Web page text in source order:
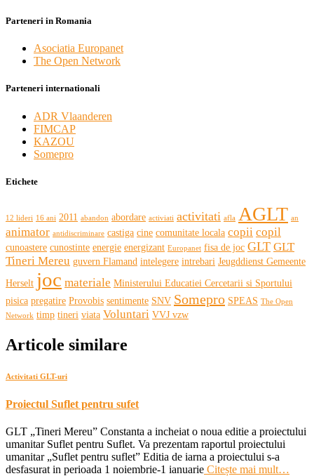
Parteneri in Romania
Asociatia Europanet
The Open Network
Parteneri internationali
ADR Vlaanderen
FIMCAP
KAZOU
Somepro
Etichete
12 lideri 16 ani 2011 abandon abordare activiati activitati afla AGLT an
animator antidiscriminare castiga cine comunitate locala copii copil
cunoastere cunostinte energie energizant Europanet fisa de joc GLT GLT
Tineri Mereu guvern Flamand intelegere intrebari Jeugddienst Gemeente
Herselt joc materiale Ministerului Educatiei Cercetarii si Sportului
pisica pregatire Provobis sentimente SNV Somepro SPEAS The Open
Network timp tineri viata Voluntari VVJ vzw
Articole similare
Activitati GLT-uri
Proiectul Suflet pentru sufet
GLT „Tineri Mereu” Constanta a incheiat o noua editie a proiectului
umanitar Suflet pentru Suflet. Va prezentam raportul proiectului
umanitar „Suflet pentru suflet” Editia de iarna a proiectului s-a
desfasurat in perioada 1 noiembrie-1 ianuarie Citește mai mult…